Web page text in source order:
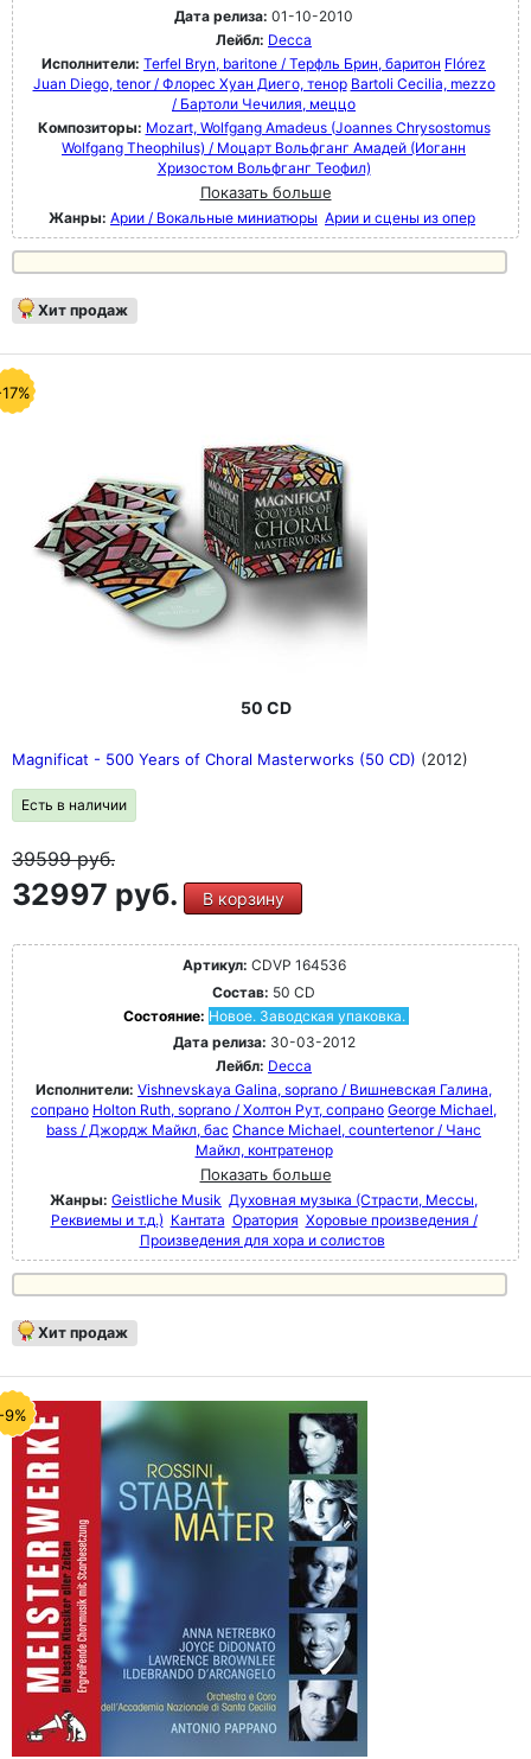
Дата релиза: 01-10-2010
Лейбл: Decca
Исполнители: Terfel Bryn, baritone / Терфль Брин, баритон Flórez
Juan Diego, tenor / Флорес Хуан Диего, тенор Bartoli Cecilia, mezzo
/ Бартоли Чечилия, меццо
Композиторы: Mozart, Wolfgang Amadeus (Joannes Chrysostomus
Wolfgang Theophilus) / Моцарт Вольфганг Амадей (Иоганн
Хризостом Вольфганг Теофил)
Показать больше
Жанры: Арии / Вокальные миниатюры Арии и сцены из опер
Хит продаж
50 CD
Magnificat - 500 Years of Choral Masterworks (50 CD) (2012)
Есть в наличии
39599руб.
32997 руб. В корзину
Артикул: CDVP 164536
Состав: 50 CD
Состояние: Новое. Заводская упаковка.
Дата релиза: 30-03-2012
Лейбл: Decca
Исполнители: Vishnevskaya Galina, soprano / Вишневская Галина,
сопрано Holton Ruth, soprano / Холтон Рут, сопрано George Michael,
bass / Джордж Майкл, бас Chance Michael, countertenor / Чанс
Майкл, контратенор
Показать больше
Жанры: Geistliche Musik Духовная музыка (Страсти, Мессы,
Реквиемы и т.д.) Кантата Оратория Хоровые произведения /
Произведения для хора и солистов
Хит продаж
9%